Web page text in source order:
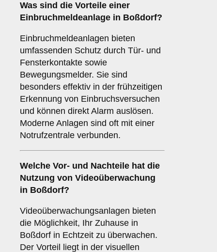
Was sind die Vorteile einer
Einbruchmeldeanlage in Boßdorf?
Einbruchmeldeanlagen bieten
umfassenden Schutz durch Tür- und
Fensterkontakte sowie
Bewegungsmelder. Sie sind
besonders effektiv in der frühzeitigen
Erkennung von Einbruchsversuchen
und können direkt Alarm auslösen.
Moderne Anlagen sind oft mit einer
Notrufzentrale verbunden.
Welche Vor- und Nachteile hat die
Nutzung von Videoüberwachung
in Boßdorf?
Videoüberwachungsanlagen bieten
die Möglichkeit, Ihr Zuhause in
Boßdorf in Echtzeit zu überwachen.
Der Vorteil liegt in der visuellen